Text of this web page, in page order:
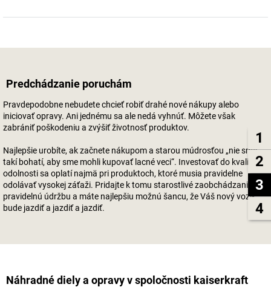
1
2
3
4
Predchádzanie poruchám
Pravdepodobne nebudete chcieť robiť drahé nové nákupy alebo
iniciovať opravy. Ani jednému sa ale nedá vyhnúť. Môžete však
zabrániť poškodeniu a zvýšiť životnosť produktov.
Najlepšie urobíte, ak začnete nákupom a starou múdrosťou „nie sme
takí bohatí, aby sme mohli kupovať lacné veci“. Investovať do kvality a
odolnosti sa oplatí najmä pri produktoch, ktoré musia pravidelne
odolávať vysokej záťaži. Pridajte k tomu starostlivé zaobchádzanie a
pravidelnú údržbu a máte najlepšiu možnú šancu, že Váš nový vozík
bude jazdiť a jazdiť a jazdiť.
Náhradné diely a opravy v spoločnosti kaiserkraft